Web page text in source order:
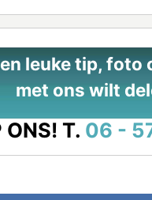
leuke tip, foto
met ons wilt
ONS! T. 06 -